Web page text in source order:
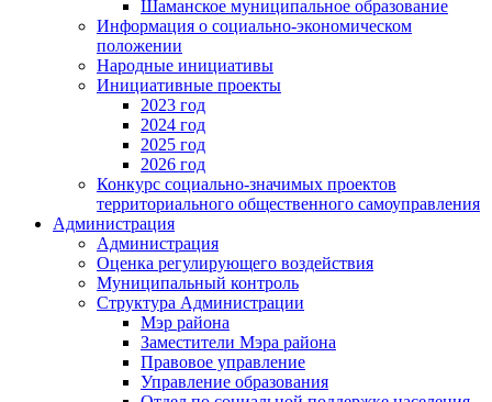
Шаманское муниципальное образование
Информация о социально-экономическом
положении
Народные инициативы
Инициативные проекты
2023 год
2024 год
2025 год
2026 год
Конкурс социально-значимых проектов
территориального общественного самоуправления
Администрация
Администрация
Оценка регулирующего воздействия
Муниципальный контроль
Структура Администрации
Мэр района
Заместители Мэра района
Правовое управление
Управление образования